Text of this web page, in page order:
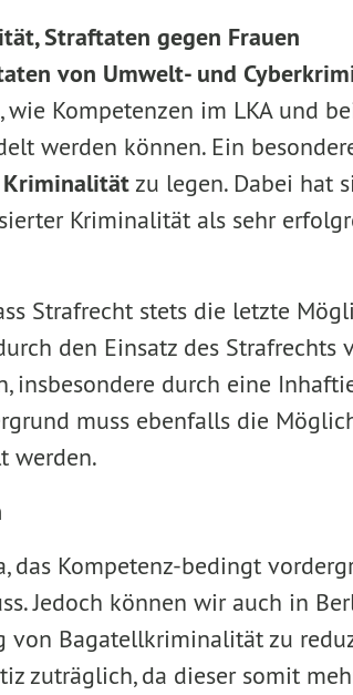
Straftaten gegen Frauen
von Umwelt- und
Kompetenzen im LKA und
werden können. Ein
Kriminalitätzu legen. Dabei hat
Kriminalität als sehr
Strafrecht stets die letzte
den Einsatz des Strafrechts
insbesondere durch eine
muss ebenfalls die
werden.
das Kompetenz-bedingt
Jedoch können wir auch in
von Bagatellkriminalität zu
zuträglich, da dieser somit